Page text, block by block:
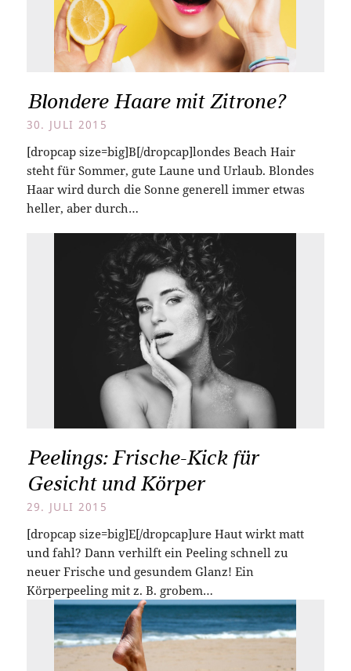
Blondere Haare mit Zitrone?
30. JULI 2015
[dropcap size=big]B[/dropcap]londes Beach Hair
steht für Sommer, gute Laune und Urlaub. Blondes
Haar wird durch die Sonne generell immer etwas
heller, aber durch…
Peelings: Frische-Kick für
Gesicht und Körper
29. JULI 2015
[dropcap size=big]E[/dropcap]ure Haut wirkt matt
und fahl? Dann verhilft ein Peeling schnell zu
neuer Frische und gesundem Glanz! Ein
Körperpeeling mit z. B. grobem…